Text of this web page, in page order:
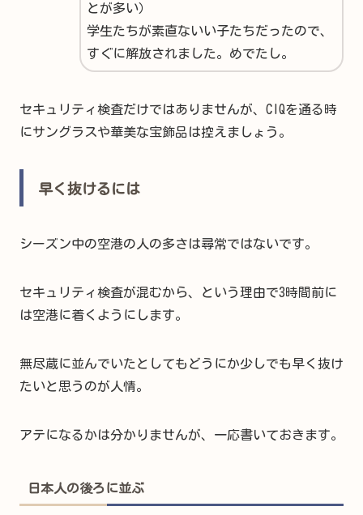
とが多い）
学生たちが素直ないい子たちだったので、
すぐに解放されました。めでたし。
セキュリティ検査だけではありませんが、CIQを通る時
にサングラスや華美な宝飾品は控えましょう。
早く抜けるには
シーズン中の空港の人の多さは尋常ではないです。
セキュリティ検査が混むから、という理由で3時間前に
は空港に着くようにします。
無尽蔵に並んでいたとしてもどうにか少しでも早く抜け
たいと思うのが人情。
アテになるかは分かりませんが、一応書いておきます。
日本人の後ろに並ぶ